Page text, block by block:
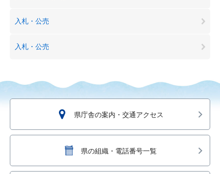
入札・公売
入札・公売
県庁舎の案内・交通アクセス
県の組織・電話番号一覧